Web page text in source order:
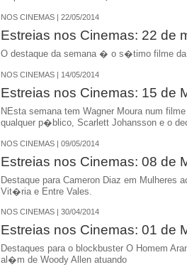
NOS CINEMAS | 22/05/2014
Estreias nos Cinemas: 22 de
O destaque da semana � o s�timo filme da
NOS CINEMAS | 14/05/2014
Estreias nos Cinemas: 15 de
NEsta semana tem Wagner Moura num
qualquer p�blico, Scarlett Johansson e o
NOS CINEMAS | 09/05/2014
Estreias nos Cinemas: 08 de
Destaque para Cameron Diaz em Mulheres
Vit�ria e Entre Vales.
NOS CINEMAS | 30/04/2014
Estreias nos Cinemas: 01 de
Destaques para o blockbuster O Homem
al�m de Woody Allen atuando